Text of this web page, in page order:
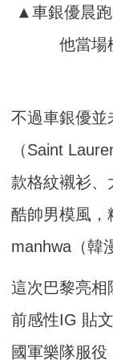
▲車銀優晨
他當場
不過車銀優並
（Saint
款格紋襯衫、
酷帥男模風，
manhwa（韓
這次巴黎亮相
前感性IG 貼
國軍樂隊服役